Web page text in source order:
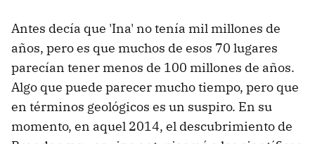
Antes decía que 'Ina' no tenía mil millones de
años, pero es que muchos de esos 70 lugares
parecían tener menos de 100 millones de años.
Algo que puede parecer mucho tiempo, pero que
en términos geológicos es un suspiro. En su
momento, en aquel 2014, el descubrimiento de